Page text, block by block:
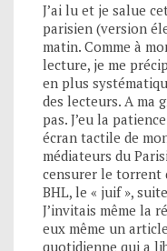
J’ai lu et je salue
parisien (version
matin. Comme à
lecture, je me
en plus
des lecteurs. A ma
pas. J’eu la
écran tactile de
médiateurs du
censurer le torrent
BHL, le « juif »,
J’invitais même la
eux même un
quotidienne qui a